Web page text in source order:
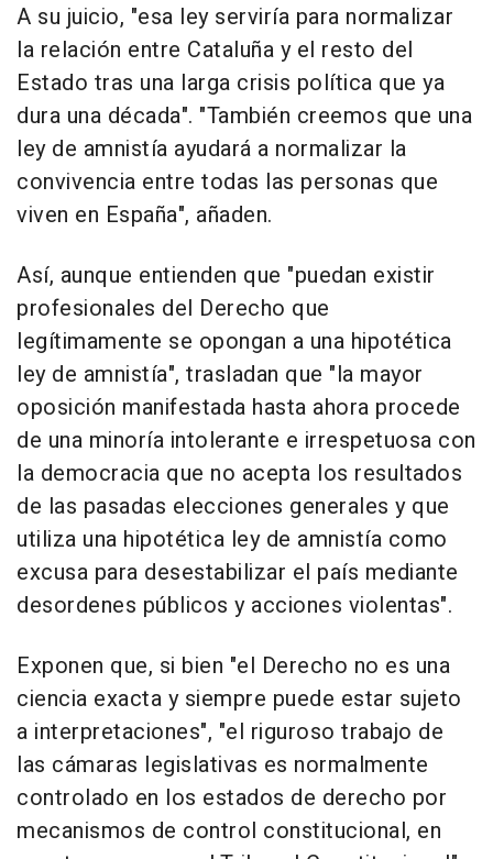
A su juicio, "esa ley serviría para normalizar
la relación entre Cataluña y el resto del
Estado tras una larga crisis política que ya
dura una década". "También creemos que una
ley de amnistía ayudará a normalizar la
convivencia entre todas las personas que
viven en España", añaden.
Así, aunque entienden que "puedan existir
profesionales del Derecho que
legítimamente se opongan a una hipotética
ley de amnistía", trasladan que "la mayor
oposición manifestada hasta ahora procede
de una minoría intolerante e irrespetuosa con
la democracia que no acepta los resultados
de las pasadas elecciones generales y que
utiliza una hipotética ley de amnistía como
excusa para desestabilizar el país mediante
desordenes públicos y acciones violentas".
Exponen que, si bien "el Derecho no es una
ciencia exacta y siempre puede estar sujeto
a interpretaciones", "el riguroso trabajo de
las cámaras legislativas es normalmente
controlado en los estados de derecho por
mecanismos de control constitucional, en